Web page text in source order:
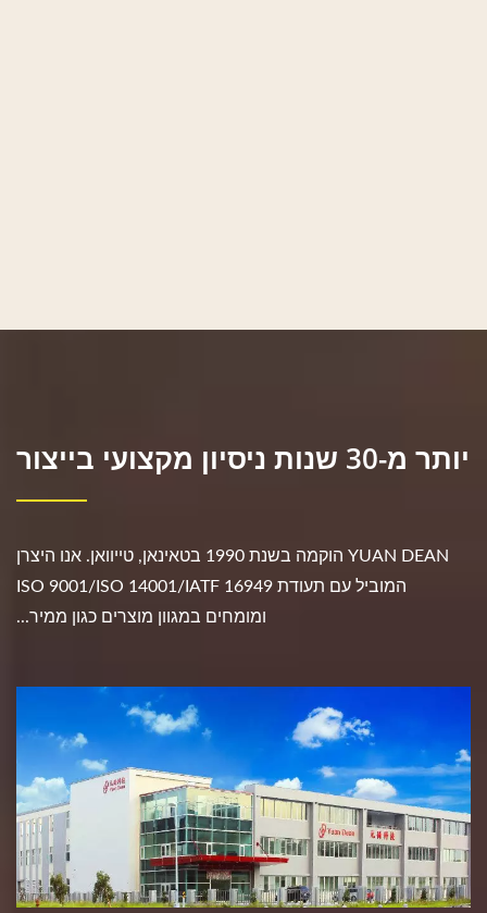
יותר מ-30 שנות ניסיון מקצועי בייצור
YUAN DEAN הוקמה בשנת 1990 בטאינאן, טייוואן. אנו היצרן
המוביל עם תעודת ISO 9001/ISO 14001/IATF 16949
ומומחים במגוון מוצרים כגון ממיר...